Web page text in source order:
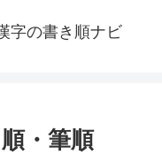
字の書き順ナビ
・筆順